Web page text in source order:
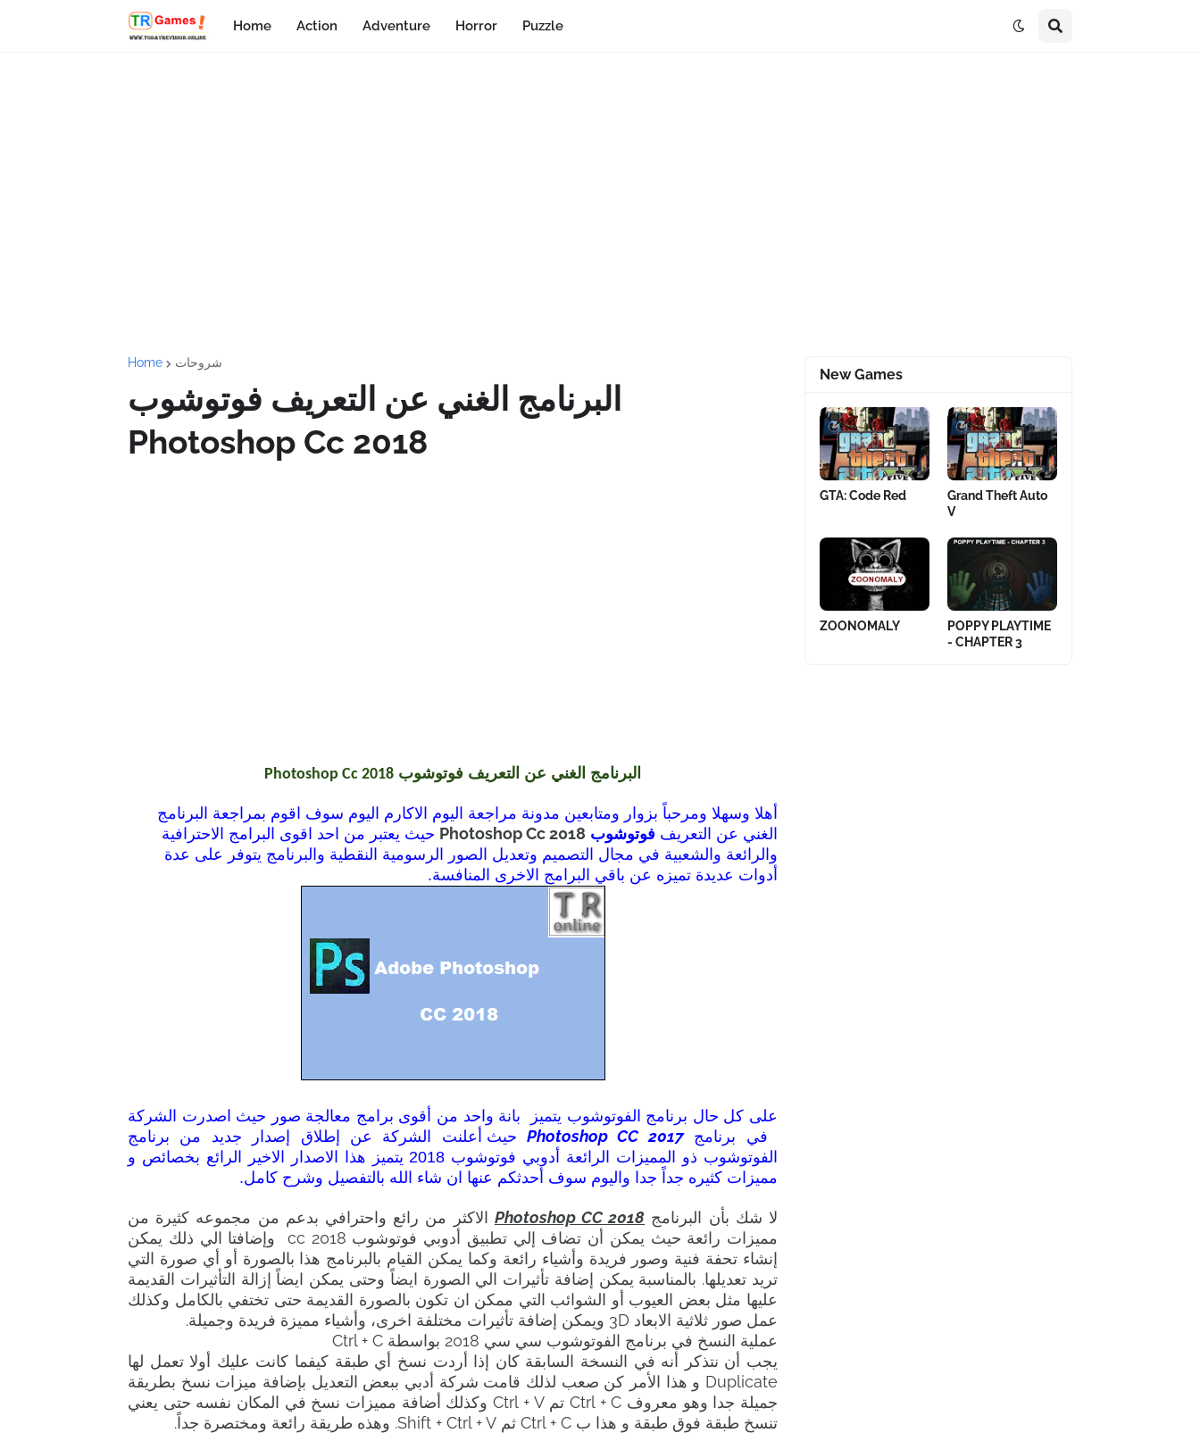
Home Action Adventure Horror Puzzle
Home شروحات
البرنامج الغني عن التعريف فوتوشوب
Photoshop Cc 2018
البرنامج الغني عن التعريف فوتوشوب Photoshop Cc 2018
أهلا وسهلا ومرحباً بزوار ومتابعين مدونة مراجعة اليوم الاكارم اليوم سوف اقوم بمراجعة البرنامج
الغني عن التعريف فوتوشوب Photoshop Cc 2018 حيث يعتبر من احد اقوى البرامج الاحترافية
والرائعة والشعبية في مجال التصميم وتعديل الصور الرسومية النقطية والبرنامج يتوفر على عدة
أدوات عديدة تميزه عن باقي البرامج الاخرى المنافسة.
على كل حال برنامج الفوتوشوب يتميز بانة واحد من أقوى برامج معالجة صور حيث اصدرت الشركة
في برنامجPhotoshop CC 2017
حيث أعلنت الشركة عن إطلاق إصدار جديد من برنامج
الفوتوشوب ذو المميزات الرائعة أدوبي فوتوشوب 2018 يتميز هذا الاصدار الاخير الرائع بخصائص و
مميزات كثيره جداً جدا واليوم سوف أحدثكم عنها ان شاء الله بالتفصيل وشرح كامل.
لا شك بأن البرنامج Photoshop CC 2018 الاكثر من رائع واحترافي بدعم من مجموعه كثيرة من
مميزات رائعة حيث يمكن أن تضاف إلي تطبيق أدوبي فوتوشوب cc 2018 وإضافتا الي ذلك يمكن
إنشاء تحفة فنية وصور فريدة وأشياء رائعة وكما يمكن القيام بالبرنامج هذا بالصورة أو أي صورة التي
تريد تعديلها. بالمناسبة يمكن إضافة تأثيرات الي الصورة ايضاً وحتى يمكن ايضاً إزالة التأثيرات القديمة
عليها مثل بعض العيوب أو الشوائب التي ممكن ان تكون بالصورة القديمة حتى تختفي بالكامل وكذلك
عمل صور ثلاثية الابعاد 3D ويمكن إضافة تأثيرات مختلفة اخرى، وأشياء مميزة فريدة وجميلة.
عملية النسخ في برنامج الفوتوشوب سي سي 2018 بواسطة Ctrl + C
يجب أن نتذكر أنه في النسخة السابقة كان إذا أردت نسخ أي طبقة كيفما كانت عليك أولا تعمل لها
Duplicate و هذا الأمر كن صعب لذلك قامت شركة أدبي ببعض التعديل بإضافة ميزات نسخ بطريقة
جميلة جدا وهو معروف Ctrl + C تم Ctrl + V وكذلك أضافة مميزات نسخ في المكان نفسه حتى يعني
تنسخ طبقة فوق طبقة و هذا ب Ctrl + C ثم Shift + Ctrl + V. وهذه طريقة رائعة ومختصرة جداً.
New Games
GTA: Code Red
Grand Theft Auto
V
ZOONOMALY
POPPY PLAYTIME
- CHAPTER 3